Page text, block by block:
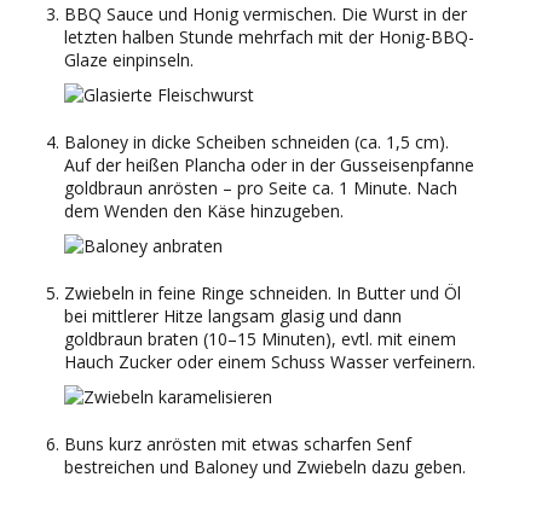
BBQ Sauce und Honig vermischen. Die Wurst in der
letzten halben Stunde mehrfach mit der Honig-BBQ-
Glaze einpinseln.
Baloney in dicke Scheiben schneiden (ca. 1,5 cm).
Auf der heißen Plancha oder in der Gusseisenpfanne
goldbraun anrösten – pro Seite ca. 1 Minute. Nach
dem Wenden den Käse hinzugeben.
Zwiebeln in feine Ringe schneiden. In Butter und Öl
bei mittlerer Hitze langsam glasig und dann
goldbraun braten (10–15 Minuten), evtl. mit einem
Hauch Zucker oder einem Schuss Wasser verfeinern.
Buns kurz anrösten mit etwas scharfen Senf
bestreichen und Baloney und Zwiebeln dazu geben.